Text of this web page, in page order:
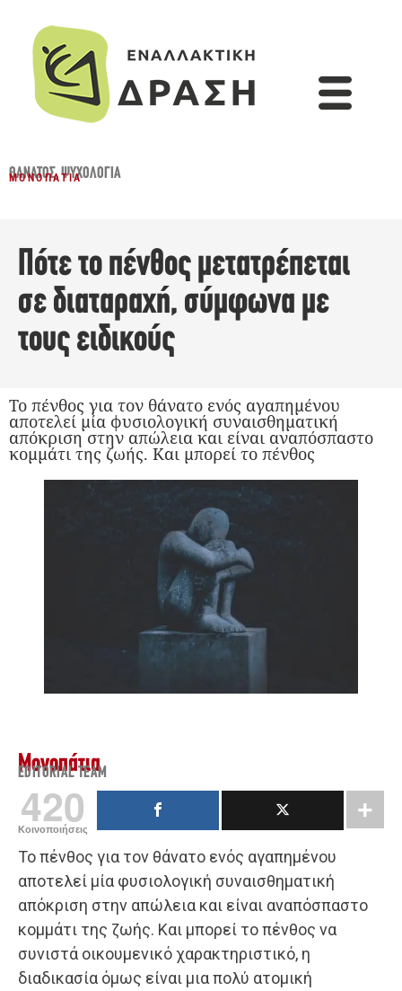
ΘΆΝΑΤΟΣ,ΨΥΧΟΛΟΓΊΑ
ΜΟΝΟΠΆΤΙΑ
Πότε το πένθος μετατρέπεται
σε διαταραχή, σύμφωνα με
τους ειδικούς
Το πένθος για τον θάνατο ενός αγαπημένου
αποτελεί μία φυσιολογική συναισθηματική
απόκριση στην απώλεια και είναι αναπόσπαστο
κομμάτι της ζωής. Και μπορεί το πένθος
Μονοπάτια
EDITORIAL TEAM
420
Κοινοποιήσεις
Το πένθος για τον θάνατο ενός αγαπημένου
αποτελεί μία φυσιολογική συναισθηματική
απόκριση στην απώλεια και είναι αναπόσπαστο
κομμάτι της ζωής. Και μπορεί το πένθος να
συνιστά οικουμενικό χαρακτηριστικό, η
διαδικασία όμως είναι μια πολύ ατομική